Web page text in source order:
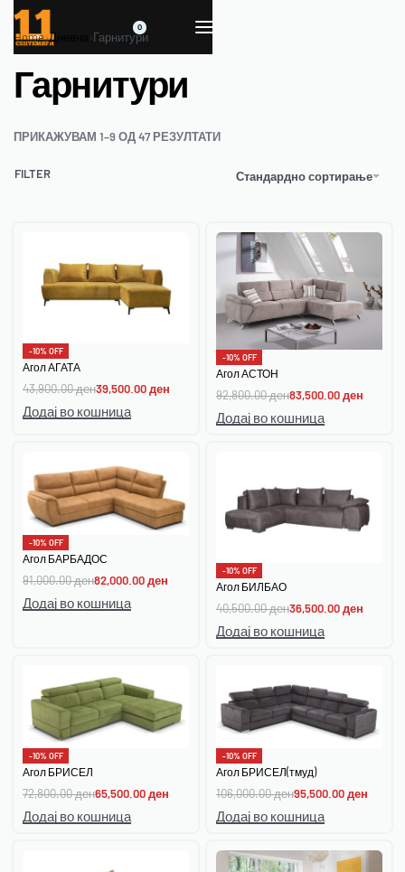
0
Home›Дневна ›Гарнитури
Гарнитури
ПРИКАЖУВАМ 1–9 ОД 47 РЕЗУЛТАТИ
Стандардно сортирање
FILTER
-10% OFF
Агол АГАТА
43,900.00ден39,500.00ден
Додај во кошница
-10% OFF
Агол АСТОН
92,800.00ден83,500.00ден
Додај во кошница
-10% OFF
Агол БАРБАДОС
91,000.00ден82,000.00ден
Додај во кошница
-10% OFF
Агол БИЛБАО
40,500.00ден36,500.00ден
Додај во кошница
-10% OFF
Агол БРИСЕЛ
72,800.00ден65,500.00ден
Додај во кошница
-10% OFF
Агол БРИСЕЛ(тмуд)
106,000.00ден95,500.00ден
Додај во кошница